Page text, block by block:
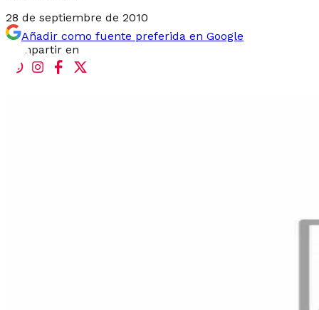
28 de septiembre de 2010
Añadir como fuente preferida en Google
Compartir en